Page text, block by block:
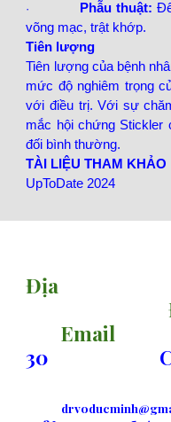
· Phẫu thuật:
võng mạc, trật khớp.
Tiên lượng
Tiên lượng của bệnh
mức độ nghiêm trọng
với điều trị. Với sự
mắc hội chứng Stickler
đối bình thường.
TÀI LIỆU THAM KHẢO
UpToDate 2024
Email
30